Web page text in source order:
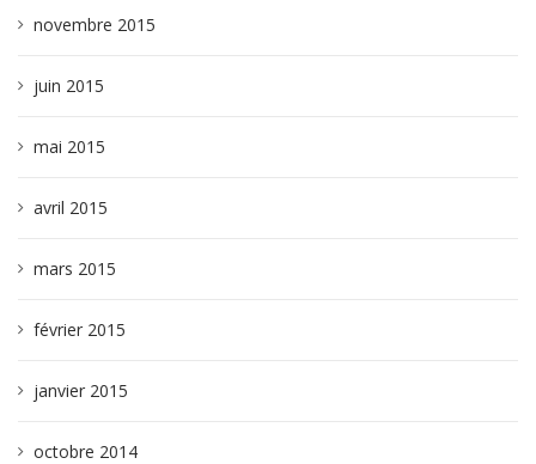
novembre 2015
juin 2015
mai 2015
avril 2015
mars 2015
février 2015
janvier 2015
octobre 2014